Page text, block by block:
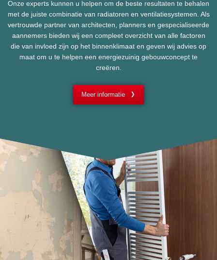
Onze experts kunnen u helpen om de beste resultaten te behalen
met de juiste combinatie van radiatoren en ventilatiesystemen. Als
vertrouwde partner van architecten, planners en gespecialiseerde
aannemers bieden wij een compleet overzicht van alle factoren
die van invloed zijn op het binnenklimaat en geven wij advies op
maat om u te helpen een energiezuinig gebouwconcept te
creëren.
Meer informatie